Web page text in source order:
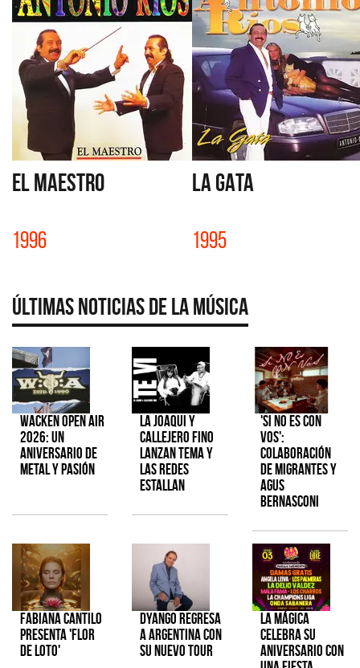
EL MAESTRO
1996
LA GATA
1995
Últimas Noticias de la Música
Wacken Open Air
2026: Un
aniversario de
metal y pasión
La Joaqui y
Callejero Fino
lanzan tema y
las redes
estallan
'Si No Es Con
Vos':
colaboración
de Migrantes y
Agus
Bernasconi
Fabiana Cantilo
presenta 'Flor
de Loto'
Dyango regresa
a Argentina con
su nuevo tour
La Mágica
celebra su
aniversario con